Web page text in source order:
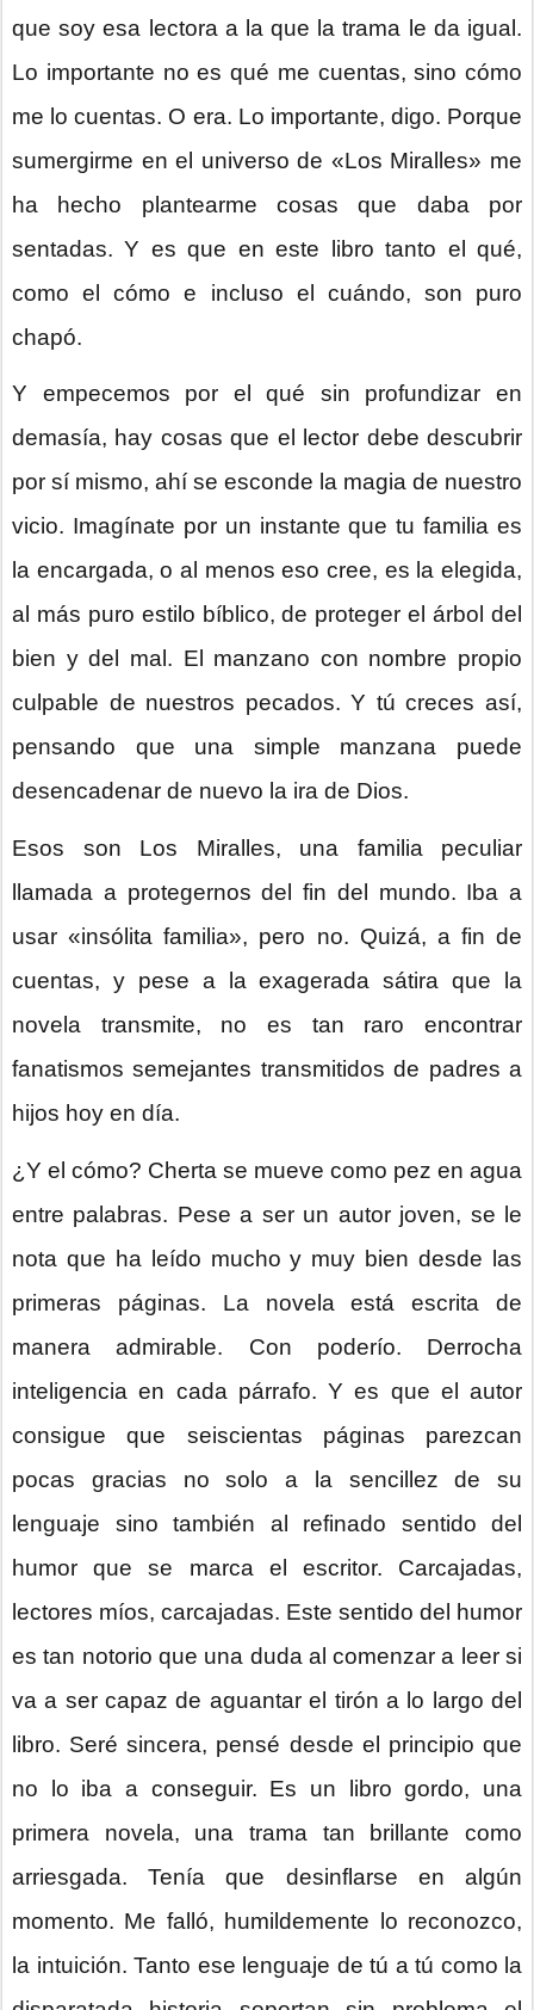
que soy esa lectora a la que la trama le da igual.
Lo importante no es qué me cuentas, sino cómo
me lo cuentas. O era. Lo importante, digo. Porque
sumergirme en el universo de «Los Miralles» me
ha hecho plantearme cosas que daba por
sentadas. Y es que en este libro tanto el qué,
como el cómo e incluso el cuándo, son puro
chapó.
Y empecemos por el qué sin profundizar en
demasía, hay cosas que el lector debe descubrir
por sí mismo, ahí se esconde la magia de nuestro
vicio. Imagínate por un instante que tu familia es
la encargada, o al menos eso cree, es la elegida,
al más puro estilo bíblico, de proteger el árbol del
bien y del mal. El manzano con nombre propio
culpable de nuestros pecados. Y tú creces así,
pensando que una simple manzana puede
desencadenar de nuevo la ira de Dios.
Esos son Los Miralles, una familia peculiar
llamada a protegernos del fin del mundo. Iba a
usar «insólita familia», pero no. Quizá, a fin de
cuentas, y pese a la exagerada sátira que la
novela transmite, no es tan raro encontrar
fanatismos semejantes transmitidos de padres a
hijos hoy en día.
¿Y el cómo? Cherta se mueve como pez en agua
entre palabras. Pese a ser un autor joven, se le
nota que ha leído mucho y muy bien desde las
primeras páginas. La novela está escrita de
manera admirable. Con poderío. Derrocha
inteligencia en cada párrafo. Y es que el autor
consigue que seiscientas páginas parezcan
pocas gracias no solo a la sencillez de su
lenguaje sino también al refinado sentido del
humor que se marca el escritor. Carcajadas,
lectores míos, carcajadas. Este sentido del humor
es tan notorio que una duda al comenzar a leer si
va a ser capaz de aguantar el tirón a lo largo del
libro. Seré sincera, pensé desde el principio que
no lo iba a conseguir. Es un libro gordo, una
primera novela, una trama tan brillante como
arriesgada. Tenía que desinflarse en algún
momento. Me falló, humildemente lo reconozco,
la intuición. Tanto ese lenguaje de tú a tú como la